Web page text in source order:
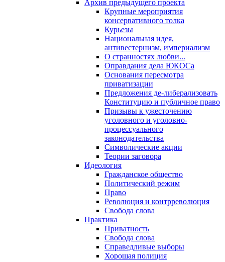
Архив предыдущего проекта
Крупные мероприятия
консервативного толка
Курьезы
Национальная идея,
антивестернизм, империализм
О странностях любви...
Оправдания дела ЮКОСа
Основания пересмотра
приватизации
Предложения де-либерализовать
Конституцию и публичное право
Призывы к ужесточению
уголовного и уголовно-
процессуального
законодательства
Символические акции
Теории заговора
Идеология
Гражданское общество
Политический режим
Право
Революция и контрреволюция
Свобода слова
Практика
Приватность
Свобода слова
Справедливые выборы
Хорошая полиция